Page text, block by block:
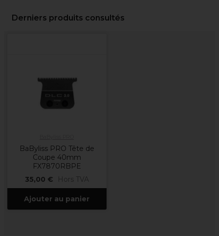
Derniers produits consultés
BaByliss PRO Tête de
Coupe 40mm
FX7870RBPE
35,00 €
Hors TVA
Ajouter au panier